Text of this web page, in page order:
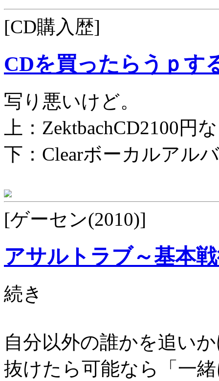
[CD購入歴]
CDを買ったらうｐす
写り悪いけど。
上：ZektbachCD2100円
下：Clearボーカルアル
[ゲーセン(2010)]
アサルトラブ～基本
続き
自分以外の誰かを追い
抜けたら可能なら「一